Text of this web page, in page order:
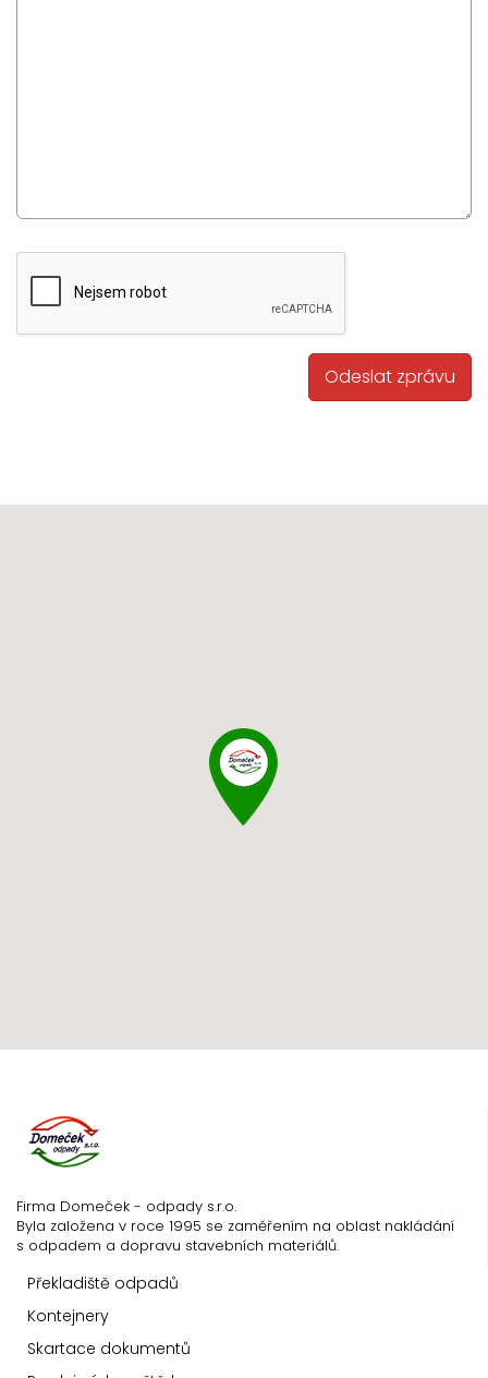
Odeslat zprávu
Firma Domeček - odpady s.r.o.
Byla založena v roce 1995 se zaměřením na oblast nakládání
s odpadem a dopravu stavebních materiálů.
Překladiště odpadů
Kontejnery
Skartace dokumentů